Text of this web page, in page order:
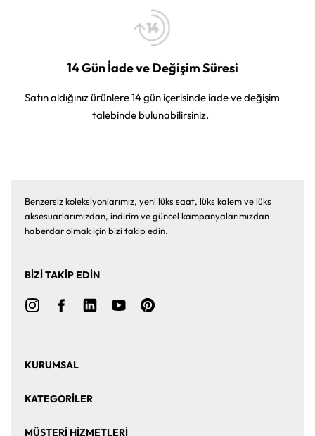
14 Gün İade ve Değişim Süresi
Satın aldığınız ürünlere 14 gün içerisinde iade ve değişim
talebinde bulunabilirsiniz.
Benzersiz koleksiyonlarımız, yeni lüks saat, lüks kalem ve lüks
aksesuarlarımızdan, indirim ve güncel kampanyalarımızdan
haberdar olmak için bizi takip edin.
BİZİ TAKİP EDİN
KURUMSAL
KATEGORİLER
MÜŞTERİ HİZMETLERİ